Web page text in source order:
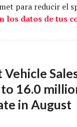
para reducir el
los datos de tus
Vehicle
16.0
in August